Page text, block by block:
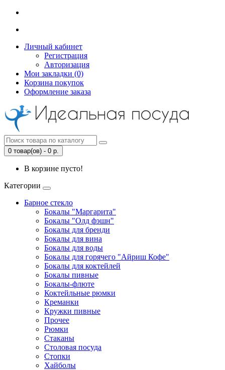
Личный кабинет
Регистрация
Авторизация
Мои закладки (0)
Корзина покупок
Оформление заказа
0 товар(ов) - 0 р.
В корзине пусто!
Категории
Барное стекло
Бокалы "Маргарита"
Бокалы "Олд фэшн"
Бокалы для бренди
Бокалы для вина
Бокалы для воды
Бокалы для горячего "Айриш Кофе"
Бокалы для коктейлей
Бокалы пивные
Бокалы-флюте
Коктейльные рюмки
Креманки
Кружки пивные
Прочее
Рюмки
Стаканы
Столовая посуда
Стопки
Хайболы